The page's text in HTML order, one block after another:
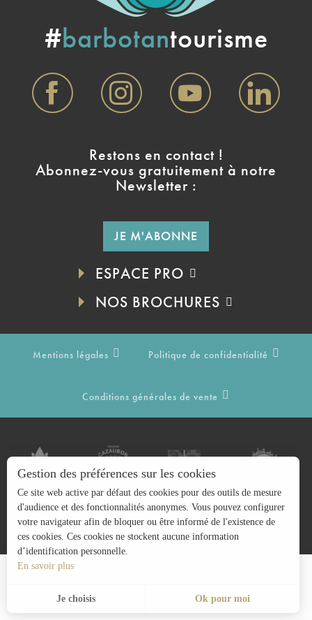
#barbotantourisme
Restons en contact !
Abonnez-vous gratuitement à notre
Newsletter :
JE M'ABONNE
ESPACE PRO
NOS BROCHURES
Mentions légales Politique de confidentialité
Conditions générales de vente
Gestion des préférences sur les cookies
Ce site web active par défaut des cookies pour des outils de mesure
d'audience et des fonctionnalités anonymes. Vous pouvez configurer
votre navigateur afin de bloquer ou être informé de l'existence de
ces cookies. Ces cookies ne stockent aucune information
d’identification personnelle.
En savoir plus
Je choisis Ok pour moi